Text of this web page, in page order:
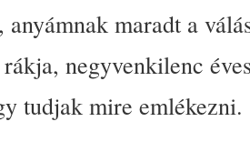
maradt a
negyvenkilenc
tudjak mire emlékezni.